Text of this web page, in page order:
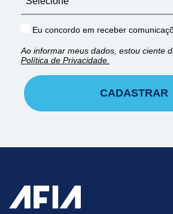
Eu concordo em receber
Ao informar meus dados, estou ciente
Política de Privacidade.
CADASTRAR